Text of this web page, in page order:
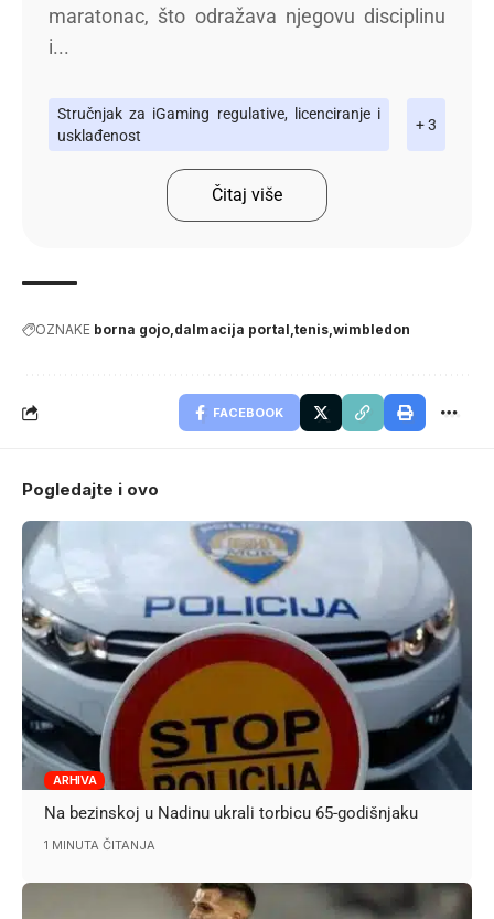
maratonac, što odražava njegovu disciplinu
i...
Stručnjak za iGaming regulative, licenciranje i
usklađenost
+ 3
Čitaj više
OZNAKE borna gojo dalmacija portal tenis wimbledon
FACEBOOK
Pogledajte i ovo
ARHIVA
Na bezinskoj u Nadinu ukrali torbicu 65-godišnjaku
1 MINUTA ČITANJA